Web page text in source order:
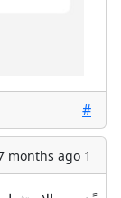
#
1 year, 7 months ago